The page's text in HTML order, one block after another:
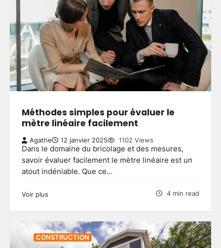
Méthodes simples pour évaluer le
mètre linéaire facilement
Agathe 12 janvier 2025 1102 Views
Dans le domaine du bricolage et des mesures,
savoir évaluer facilement le mètre linéaire est un
atout indéniable. Que ce…
Voir plus 4 min read
CONSTRUCTION